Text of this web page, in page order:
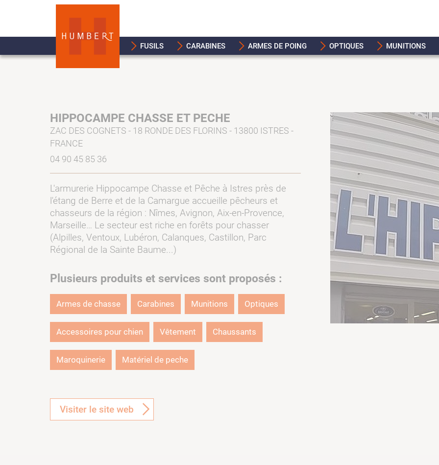
FUSILS CARABINES ARMES DE POING OPTIQUES MUNITIONS
HIPPOCAMPE CHASSE ET PECHE
ZAC DES COGNETS - 18 RONDE DES FLORINS - 13800 ISTRES -
FRANCE
04 90 45 85 36
L'armurerie Hippocampe Chasse et Pêche à Istres près de
l'étang de Berre et de la Camargue accueille pêcheurs et
chasseurs de la région : Nîmes, Avignon, Aix-en-Provence,
Marseille… Le secteur est riche en forêts pour chasser
(Alpilles, Ventoux, Lubéron, Calanques, Castillon, Parc
Régional de la Sainte Baume...)
Plusieurs produits et services sont proposés :
Armes de chasse Carabines Munitions Optiques
Accessoires pour chien Vêtement Chaussants
Maroquinerie Matériel de peche
Visiter le site web